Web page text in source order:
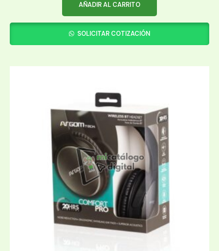
AÑADIR AL CARRITO
SOLICITAR COTIZACIÓN